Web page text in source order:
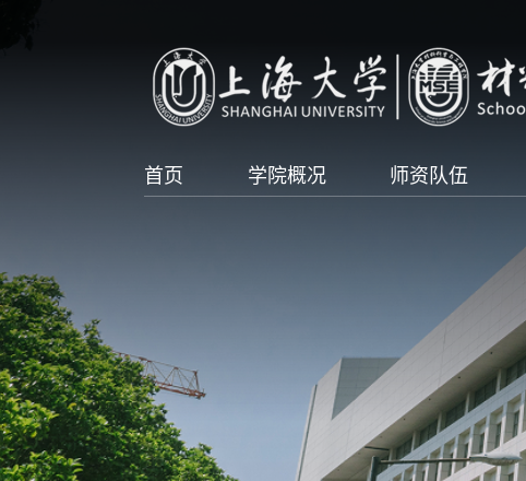
首页 学院概况 师资队伍